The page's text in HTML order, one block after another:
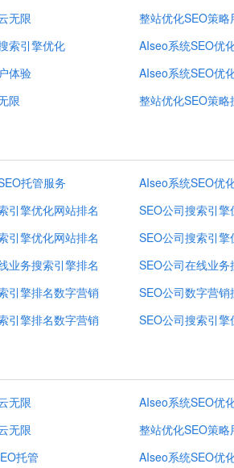
无限
索引擎优化
体验
限
整站优化SEO策略
AIseo系统SEO优
AIseo系统SEO优
整站优化SEO策
托管服务
引擎优化网站排名
引擎优化网站排名
业务搜索引擎排名
引擎排名数字营销
引擎排名数字营销
AIseo系统SEO优
SEO公司搜索引
SEO公司在线业
SEO公司数字营
无限
无限
托管
AIseo系统SEO优
整站优化SEO策略
AIseo系统SEO优